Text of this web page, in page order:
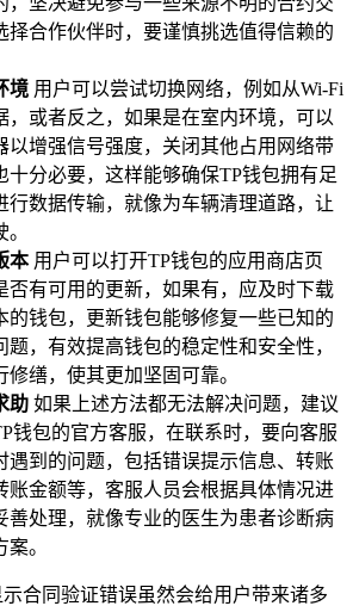
择合作伙伴时，要谨慎挑选值得信赖的
境 用户可以尝试切换网络，例如从Wi-Fi
，或者反之，如果是在室内环境，可以
以增强信号强度，关闭其他占用网络带
十分必要，这样能够确保TP钱包拥有足
行数据传输，就像为车辆清理道路，让
本用户可以打开TP钱包的应用商店页
否有可用的更新，如果有，应及时下载
的钱包，更新钱包能够修复一些已知的
题，有效提高钱包的稳定性和安全性，
缮，使其更加坚固可靠。
助 如果上述方法都无法解决问题，建议
钱包的官方客服，在联系时，要向客服
遇到的问题，包括错误提示信息、转账
账金额等，客服人员会根据具体情况进
善处理，就像专业的医生为患者诊断病
。
合同验证错误虽然会给用户带来诸多